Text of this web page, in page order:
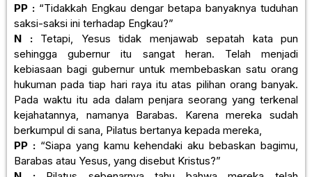
PP : “Tidakkah Engkau dengar betapa banyaknya tuduhan
saksi-saksi ini terhadap Engkau?”
N :Tetapi, Yesus tidak menjawab sepatah kata pun
sehingga gubernur itu sangat heran. Telah menjadi
kebiasaan bagi gubernur untuk membebaskan satu orang
hukuman pada tiap hari raya itu atas pilihan orang banyak.
Pada waktu itu ada dalam penjara seorang yang terkenal
kejahatannya, namanya Barabas. Karena mereka sudah
berkumpul di sana, Pilatus bertanya kepada mereka,
PP :“Siapa yang kamu kehendaki aku bebaskan bagimu,
Barabas atau Yesus, yang disebut Kristus?”